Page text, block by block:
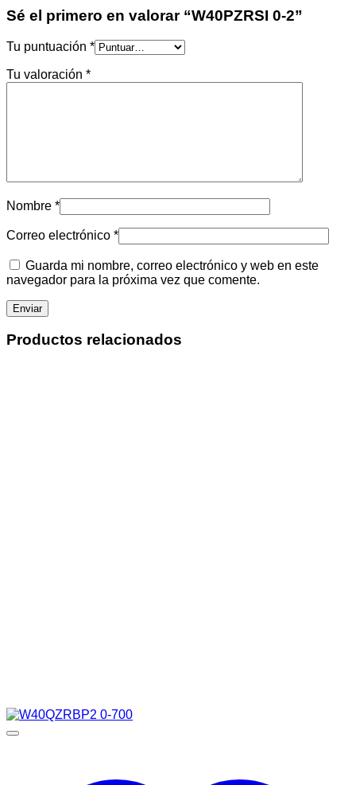
Sé el primero en valorar “W40PZRSI 0-2”
Tu puntuación *
Tu valoración *
Nombre *
Correo electrónico *
Guarda mi nombre, correo electrónico y web en este
navegador para la próxima vez que comente.
Productos relacionados